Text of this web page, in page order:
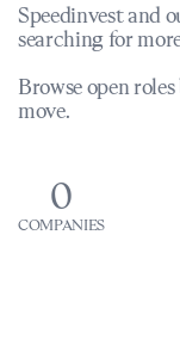
Speedinvest and
searching for
Browse open
move.
0
COMPANIES